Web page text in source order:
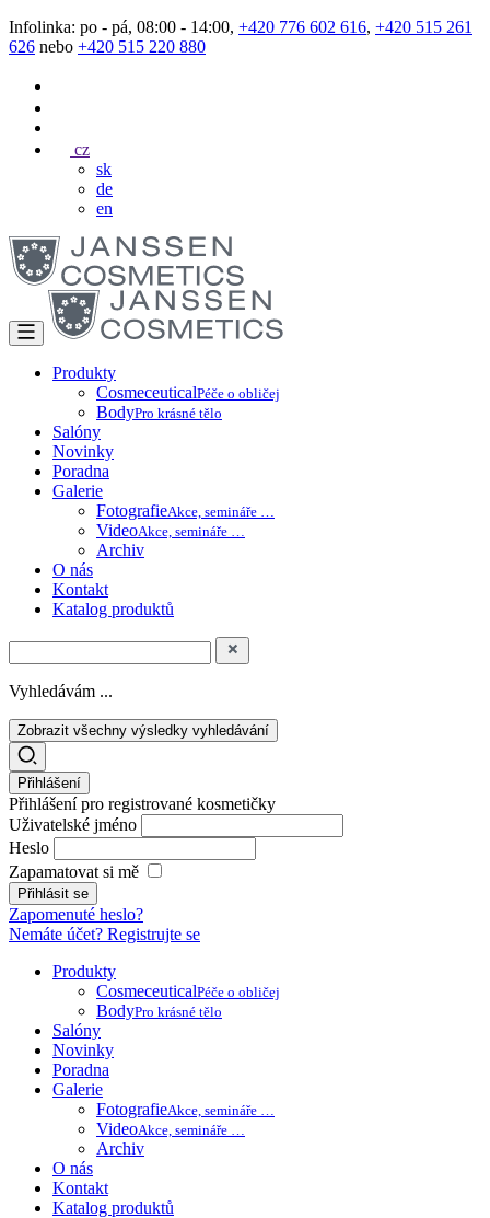
Infolinka: po - pá, 08:00 - 14:00, +420 776 602 616, +420 515 261
626 nebo +420 515 220 880
cz
sk
de
en
Produkty
CosmeceuticalPéče o obličej
BodyPro krásné tělo
Salóny
Novinky
Poradna
Galerie
FotografieAkce, semináře …
VideoAkce, semináře …
Archiv
O nás
Kontakt
Katalog produktů
Vyhledávám ...
Zobrazit všechny výsledky vyhledávání
Přihlášení
Přihlášení pro registrované kosmetičky
Uživatelské jméno
Heslo
Zapamatovat si mě
Zapomenuté heslo?
Nemáte účet? Registrujte se
Produkty
CosmeceuticalPéče o obličej
BodyPro krásné tělo
Salóny
Novinky
Poradna
Galerie
FotografieAkce, semináře …
VideoAkce, semináře …
Archiv
O nás
Kontakt
Katalog produktů